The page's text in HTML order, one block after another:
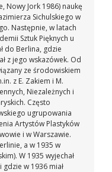
Nowy Jork 1986) naukę
Sichulskiego w
Następnie, w latach
Sztuk Pięknych u
do Berlina, gdzie
z jego wskazówek. Od
ze środowiskiem
z E. Zakiem i M.
Niezależnych i
Często
ugrupowania
Artystów Plastyków
i w Warszawie.
a w 1935 w
W 1935 wyjechał
gdzie w 1936 miał